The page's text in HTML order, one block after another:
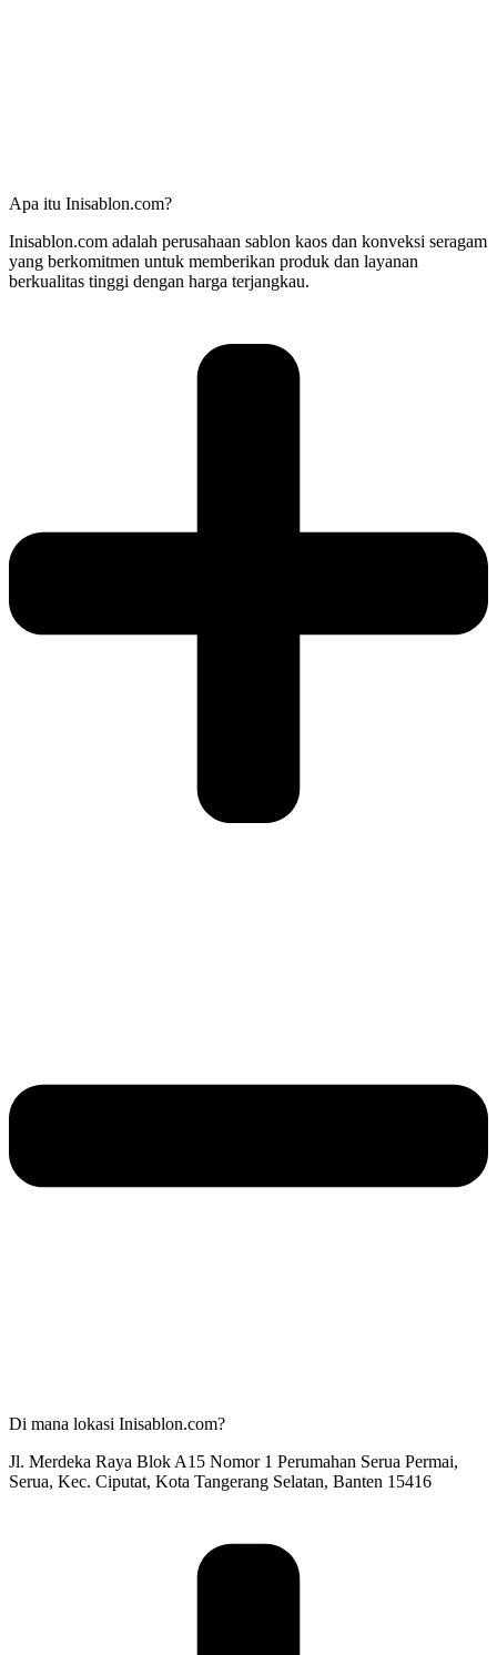
Apa itu Inisablon.com?
Inisablon.com adalah perusahaan sablon kaos dan konveksi seragam
yang berkomitmen untuk memberikan produk dan layanan
berkualitas tinggi dengan harga terjangkau.
Di mana lokasi Inisablon.com?
Jl. Merdeka Raya Blok A15 Nomor 1 Perumahan Serua Permai,
Serua, Kec. Ciputat, Kota Tangerang Selatan, Banten 15416